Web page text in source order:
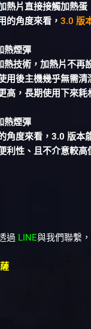
熱片直接接觸加熱
的角度來看， 3.0 版
熱煙彈
熱技術，加熱片不再
用後主機幾乎無需
高，長期使用下來耗
熱煙彈
角度來看，3.0 版本
利性、且不介意較
過 LINE與我們聯繫